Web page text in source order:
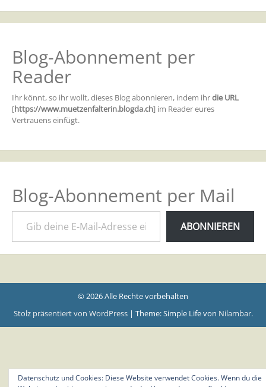
Blog-Abonnement per
Reader
Ihr könnt, so ihr wollt, dieses Blog abonnieren, indem ihrdie URL
[https://www.muetzenfalterin.blogda.ch] im Reader eures
Vertrauens einfügt.
Blog-Abonnement per Mail
Gib deine E-Mail-Adresse ein ...
ABONNIEREN
© 2026 Alle Rechte vorbehalten
Stolz präsentiert von WordPress | Theme: Simple Life von Nilambar.
Datenschutz und Cookies: Diese Website verwendet Cookies. Wenn du die